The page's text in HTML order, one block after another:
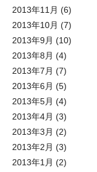
2013年11月 (6)
2013年10月 (7)
2013年9月 (10)
2013年8月 (4)
2013年7月 (7)
2013年6月 (5)
2013年5月 (4)
2013年4月 (3)
2013年3月 (2)
2013年2月 (3)
2013年1月 (2)